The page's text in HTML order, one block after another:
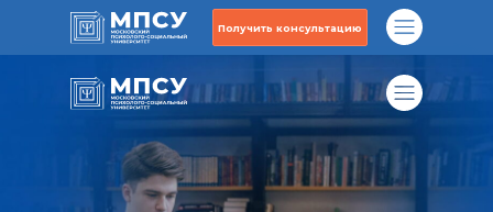
Получить консультацию